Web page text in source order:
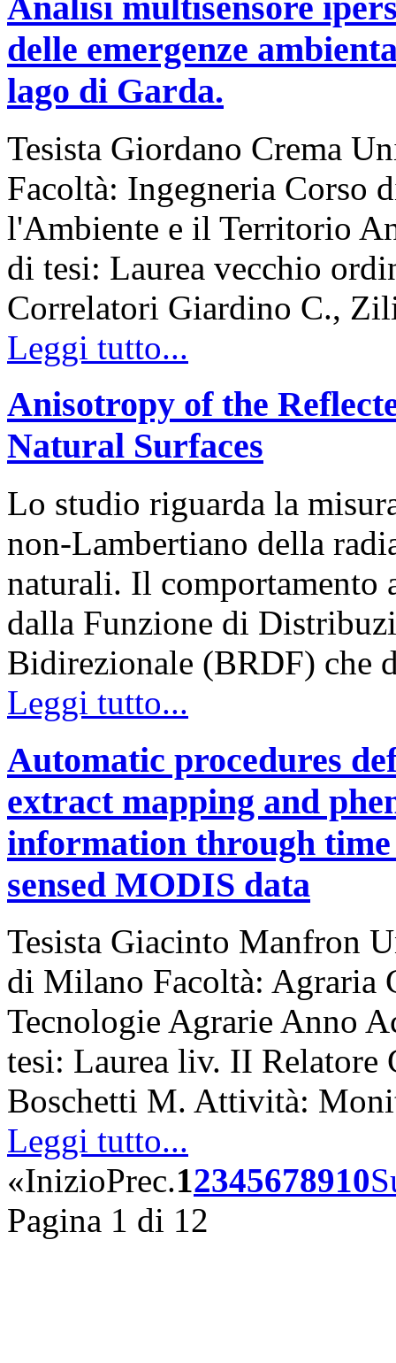
delle emergenze
lago di Garda.
Tesista Giordano Crema
Facoltà: Ingegneria Corso
l'Ambiente e il Territorio
di tesi: Laurea vecchio
Correlatori Giardino C.,
Leggi tutto...
Anisotropy of the
Natural Surfaces
Lo studio riguarda la
non-Lambertiano della
naturali. Il comportamento
dalla Funzione di
Bidirezionale (BRDF) che
Leggi tutto...
Automatic procedures
extract mapping and
information through time
sensed MODIS data
Tesista Giacinto Manfron
di Milano Facoltà: Agraria
Tecnologie Agrarie Anno
tesi: Laurea liv. II
Boschetti M. Attività:
Leggi tutto...
«InizioPrec.12345678910
Pagina 1 di 12